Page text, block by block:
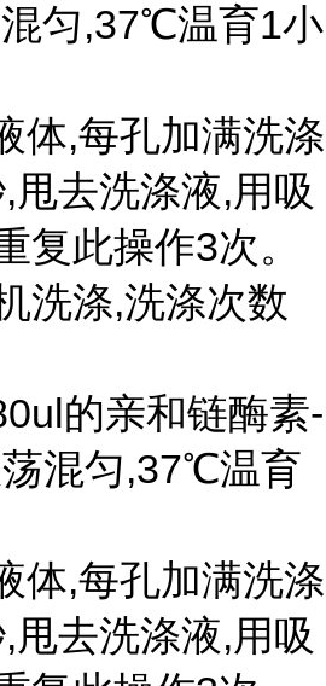
匀,37℃温育1小
体,每孔加满洗涤
甩去洗涤液,用吸
复此操作3次。
洗涤,洗涤次数
的亲和链酶素-
混匀,37℃温育
体,每孔加满洗涤
甩去洗涤液,用吸